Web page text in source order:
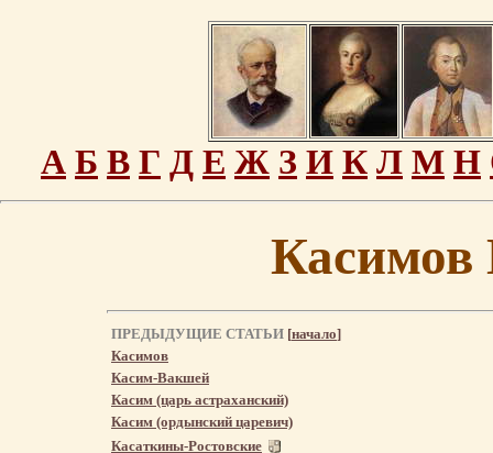
А Б В Г Д Е Ж З И К Л М Н
ПРЕДЫДУЩИЕ СТАТЬИ [начало]
Касимов
Касим-Вакшей
Касим (царь астраханский)
Касим (ордынский царевич)
Касаткины-Ростовские